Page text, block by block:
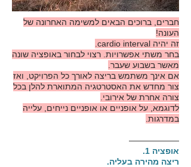
חברים, ברוכים הבאים למשימה האחרונה של
העונה!
זה יהיה cardio interval.
בחר משתי אפשרויות. רצוי לבחור באופציה שונה
מאשר בשבוע שעבר.
אם אינך משתמש בריצה לאורך כל הפרויקט, ואז
צור מחדש את האסטרטגיה המתוארת להלן בכל
צורה אחרת של אירובי.
לדוגמא, על אופניים או אופניים נייחים, עלייה
במדרגות.
——————
אופציה 1.
ריצה מהירה בעליה.